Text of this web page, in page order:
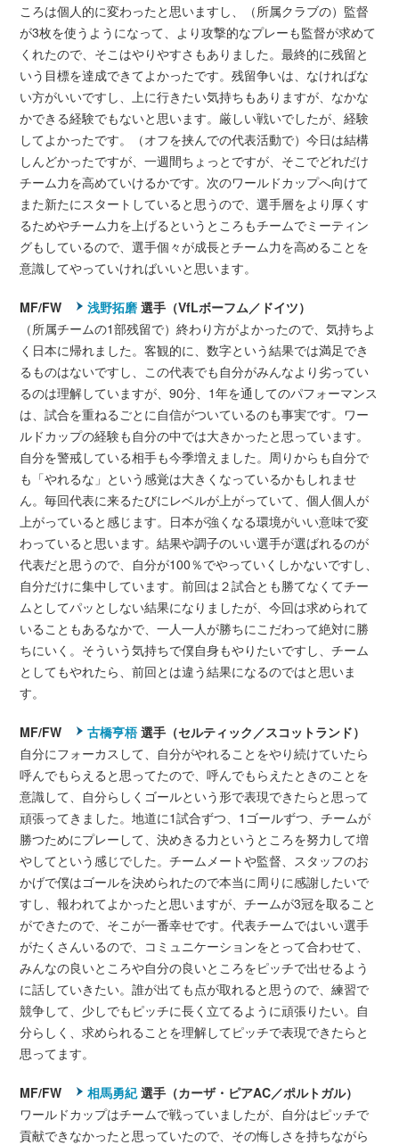
ころは個人的に変わったと思いますし、（所属クラブの）監督
が3枚を使うようになって、より攻撃的なプレーも監督が求めて
くれたので、そこはやりやすさもありました。最終的に残留と
いう目標を達成できてよかったです。残留争いは、なければな
い方がいいですし、上に行きたい気持ちもありますが、なかな
かできる経験でもないと思います。厳しい戦いでしたが、経験
してよかったです。（オフを挟んでの代表活動で）今日は結構
しんどかったですが、一週間ちょっとですが、そこでどれだけ
チーム力を高めていけるかです。次のワールドカップへ向けて
また新たにスタートしていると思うので、選手層をより厚くす
るためやチーム力を上げるというところもチームでミーティン
グもしているので、選手個々が成長とチーム力を高めることを
意識してやっていければいいと思います。
MF/FW 浅野拓磨 選手（VfLボーフム／ドイツ）
（所属チームの1部残留で）終わり方がよかったので、気持ちよ
く日本に帰れました。客観的に、数字という結果では満足でき
るものはないですし、この代表でも自分がみんなより劣ってい
るのは理解していますが、90分、1年を通してのパフォーマンス
は、試合を重ねるごとに自信がついているのも事実です。ワー
ルドカップの経験も自分の中では大きかったと思っています。
自分を警戒している相手も今季増えました。周りからも自分で
も「やれるな」という感覚は大きくなっているかもしれませ
ん。毎回代表に来るたびにレベルが上がっていて、個人個人が
上がっていると感じます。日本が強くなる環境がいい意味で変
わっていると思います。結果や調子のいい選手が選ばれるのが
代表だと思うので、自分が100％でやっていくしかないですし、
自分だけに集中しています。前回は２試合とも勝てなくてチー
ムとしてパッとしない結果になりましたが、今回は求められて
いることもあるなかで、一人一人が勝ちにこだわって絶対に勝
ちにいく。そういう気持ちで僕自身もやりたいですし、チーム
としてもやれたら、前回とは違う結果になるのではと思いま
す。
MF/FW 古橋亨梧 選手（セルティック／スコットランド）
自分にフォーカスして、自分がやれることをやり続けていたら
呼んでもらえると思ってたので、呼んでもらえたときのことを
意識して、自分らしくゴールという形で表現できたらと思って
頑張ってきました。地道に1試合ずつ、1ゴールずつ、チームが
勝つためにプレーして、決めきる力というところを努力して増
やしてという感じでした。チームメートや監督、スタッフのお
かげで僕はゴールを決められたので本当に周りに感謝したいで
すし、報われてよかったと思いますが、チームが3冠を取ること
ができたので、そこが一番幸せです。代表チームではいい選手
がたくさんいるので、コミュニケーションをとって合わせて、
みんなの良いところや自分の良いところをピッチで出せるよう
に話していきたい。誰が出ても点が取れると思うので、練習で
競争して、少しでもピッチに長く立てるように頑張りたい。自
分らしく、求められることを理解してピッチで表現できたらと
思ってます。
MF/FW 相馬勇紀選手（カーザ・ピアAC／ポルトガル）
ワールドカップはチームで戦っていましたが、自分はピッチで
貢献できなかったと思っていたので、その悔しさを持ちながら